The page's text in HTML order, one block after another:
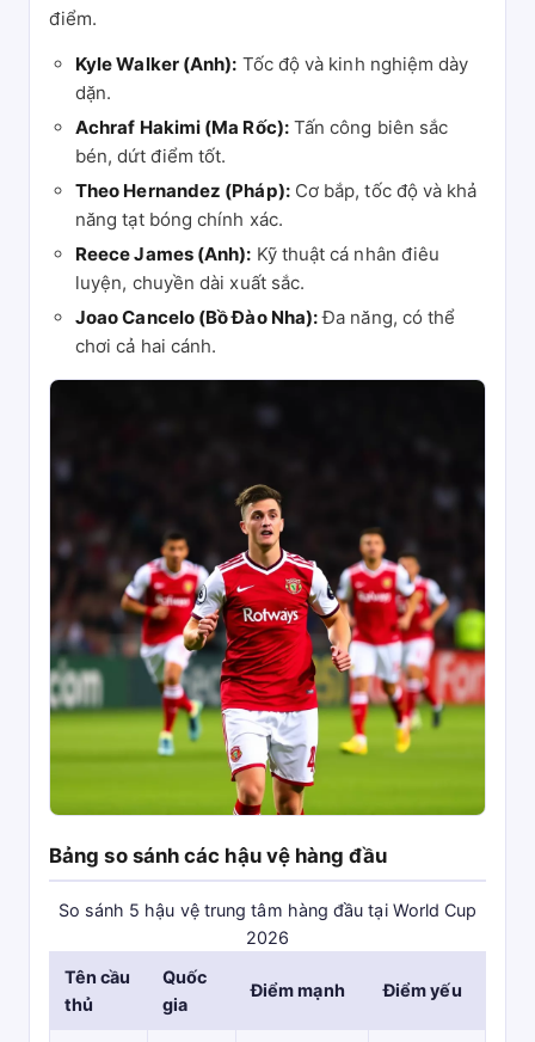
điểm.
Kyle Walker (Anh): Tốc độ và kinh nghiệm dày
dặn.
Achraf Hakimi (Ma Rốc):Tấn công biên sắc
bén, dứt điểm tốt.
Theo Hernandez (Pháp):Cơ bắp, tốc độ và khả
năng tạt bóng chính xác.
Reece James (Anh): Kỹ thuật cá nhân điêu
luyện, chuyền dài xuất sắc.
Joao Cancelo (Bồ Đào Nha):Đa năng, có thể
chơi cả hai cánh.
Bảng so sánh các hậu vệ hàng đầu
So sánh 5 hậu vệ trung tâm hàng đầu tại World Cup
2026
Tên cầu
thủ
Quốc
gia
Điểm mạnh Điểm yếu